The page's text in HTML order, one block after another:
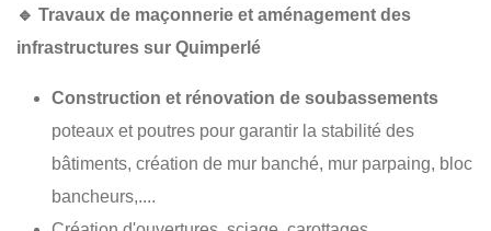
🔹 Travaux de maçonnerie et aménagement des
infrastructures sur Quimperlé
Construction et rénovation de soubassements
poteaux et poutres pour garantir la stabilité des
bâtiments, création de mur banché, mur parpaing, bloc
bancheurs,....